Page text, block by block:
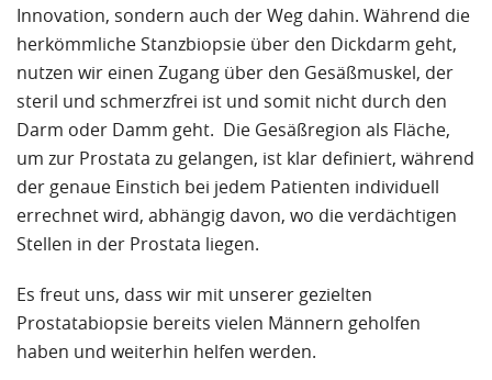
Eine im Anschluss an die Biopsie durchgeführte
Kernspintomographie des gesamten Körpers wurde
von Herrn Dr. Lumiani sehr ausführlich interpretiert
und differenziert beschrieben.
Ich bedanke mich vielmals bei den Ärzten der ALTA
Klinik für die ausführliche Beratung und die höchst
zufriedenstellende Behandlung sowie bei ihrem
Praxisteam für die freundliche Aufnahme.
Ich bin froh und erleichtert, die 500 km lange
Anfahrt von Regensburg nach Bielefeld dafür in Kauf
genommen zu haben.
Innovation, sondern auch der Weg dahin. Während die
herkömmliche Stanzbiopsie über den Dickdarm geht,
nutzen wir einen Zugang über den Gesäßmuskel, der
steril und schmerzfrei ist und somit nicht durch den
Darm oder Damm geht. Die Gesäßregion als Fläche,
um zur Prostata zu gelangen, ist klar definiert, während
der genaue Einstich bei jedem Patienten individuell
errechnet wird, abhängig davon, wo die verdächtigen
Stellen in der Prostata liegen.
Es freut uns, dass wir mit unserer gezielten
Prostatabiopsie bereits vielen Männern geholfen
haben und weiterhin helfen werden.